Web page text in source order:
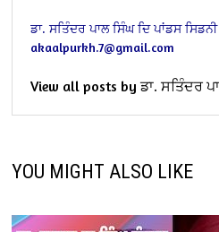
ਡਾ. ਸਤਿੰਦਰ ਪਾਲ ਸਿੰਘ ਦਿ ਪਾਂਡਸ
akaalpurkh.7@gmail.com
View all posts by ਡਾ. ਸਤਿੰਦਰ
YOU MIGHT ALSO LIKE